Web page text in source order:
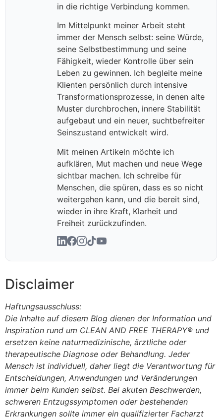
in die richtige Verbindung kommen.
Im Mittelpunkt meiner Arbeit steht
immer der Mensch selbst: seine Würde,
seine Selbstbestimmung und seine
Fähigkeit, wieder Kontrolle über sein
Leben zu gewinnen. Ich begleite meine
Klienten persönlich durch intensive
Transformationsprozesse, in denen alte
Muster durchbrochen, innere Stabilität
aufgebaut und ein neuer, suchtbefreiter
Seinszustand entwickelt wird.
Mit meinen Artikeln möchte ich
aufklären, Mut machen und neue Wege
sichtbar machen. Ich schreibe für
Menschen, die spüren, dass es so nicht
weitergehen kann, und die bereit sind,
wieder in ihre Kraft, Klarheit und
Freiheit zurückzufinden.
Disclaimer
Haftungsausschluss:
Die Inhalte auf diesem Blog dienen der Information und
Inspiration rund um CLEAN AND FREE THERAPY® und
ersetzen keine naturmedizinische, ärztliche oder
therapeutische Diagnose oder Behandlung. Jeder
Mensch ist individuell, daher liegt die Verantwortung für
Entscheidungen, Anwendungen und Veränderungen
immer beim Kunden selbst. Bei akuten Beschwerden,
schweren Entzugssymptomen oder bestehenden
Erkrankungen sollte immer ein qualifizierter Facharzt